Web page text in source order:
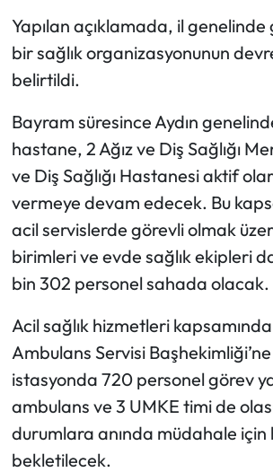
Yapılan açıklamada, il genelinde
bir sağlık organizasyonunun
belirtildi.
Bayram süresince Aydın
hastane, 2 Ağız ve Diş Sağlığı
ve Diş Sağlığı Hastanesi aktif
vermeye devam edecek. Bu
acil servislerde görevli olmak
birimleri ve evde sağlık ekipleri
bin 302 personel sahada olacak.
Acil sağlık hizmetleri
Ambulans Servisi
istasyonda 720 personel görev
ambulans ve 3 UMKE timi de
durumlara anında müdahale için
bekletilecek.